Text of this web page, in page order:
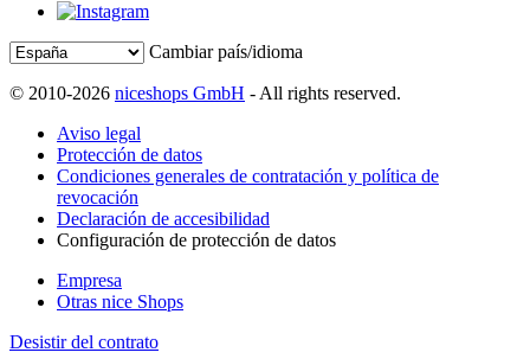
Cambiar país/idioma
© 2010-2026 niceshops GmbH - All rights reserved.
Aviso legal
Protección de datos
Condiciones generales de contratación y política de
revocación
Declaración de accesibilidad
Configuración de protección de datos
Empresa
Otras nice Shops
Desistir del contrato